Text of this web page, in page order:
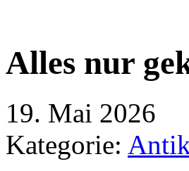
Alles nur
19. Mai 2026
Kategorie: